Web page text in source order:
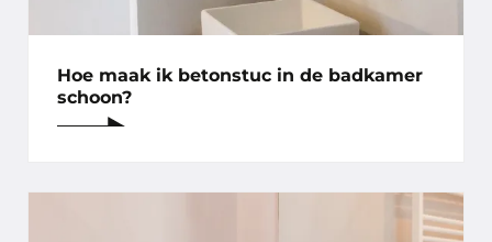
Hoe maak ik betonstuc in de badkamer
schoon?